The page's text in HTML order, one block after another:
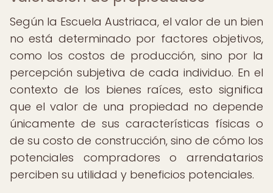
Según la Escuela Austriaca, el valor de un bien
no está determinado por factores objetivos,
como los costos de producción, sino por la
percepción subjetiva de cada individuo. En el
contexto de los bienes raíces, esto significa
que el valor de una propiedad no depende
únicamente de sus características físicas o
de su costo de construcción, sino de cómo los
potenciales compradores o arrendatarios
perciben su utilidad y beneficios potenciales.